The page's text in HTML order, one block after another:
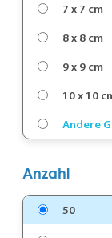
7 x 7 cm
8 x 8 cm
9 x 9 cm
10 x 10
Andere
Anzahl
50